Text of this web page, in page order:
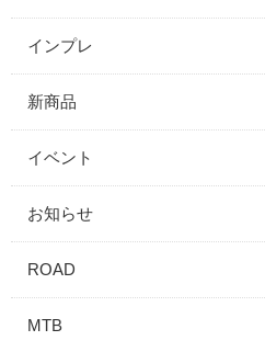
インプレ
新商品
イベント
お知らせ
ROAD
MTB